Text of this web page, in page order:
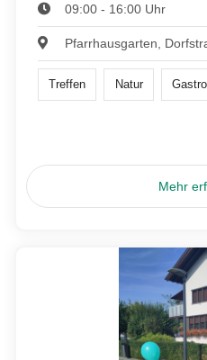
09:00 - 16:00 Uhr
Pfarrhausgarten,
Treffen Natur
Mehr